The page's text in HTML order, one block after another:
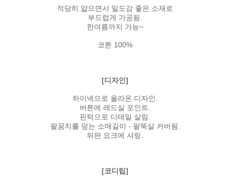
적당히 얇으면서 밀도감 좋은 소재로
부드럽게 가공됨.
한여름까지 가능~
코튼 100%
[디자인]
하이넥으로 올라온 디자인.
버튼에 레드실 포인트.
핀턱으로 디테일 살림.
팔꿈치를 덮는 소매길이 - 팔뚝살 커버됨.
뒤판 요크에 셔링.
[코디팁]